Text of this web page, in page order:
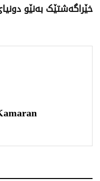
خێراگەشتێک بەنێو